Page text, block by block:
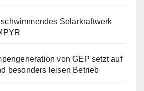
Solarkraftwerk
von GEP setzt auf
besonders leisen Betrieb